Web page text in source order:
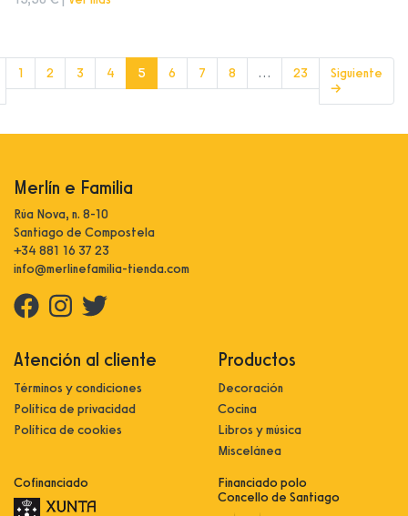
1 2 3 4 5 (current)
6 7 8 … 23
Siguiente
→
Merlín e Familia
Rúa Nova, n. 8-10
Santiago de Compostela
+34 881 16 37 23
info@merlinefamilia-tienda.com
Atención al cliente
Términos y condiciones
Política de privacidad
Política de cookies
Productos
Decoración
Cocina
Libros y música
Miscelánea
Cofinanciado
Financiado polo
Concello de Santiago